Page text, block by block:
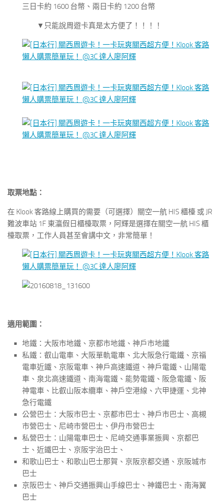
三日卡約 1600 台幣、兩日卡約 1200 台幣
▼只能說周遊卡真是太方便了！！！！
取票地點：
在 Klook 客路線上購買的需要（可選擇）關空一航 HIS 櫃檯 或 JR
難波車站 1F 東灜假日櫃檯取票，阿輝是選擇在關空一航 HIS 櫃
檯取票，工作人員甚至會講中文，非常簡單！
適用範圍：
地鐵：大阪市地鐵、京都市地鐵、神戶市地鐵
私鐵：叡山電車、大阪單軌電車、北大阪急行電鐵、京福
電車近鐵、京阪電車、神戶高速鐵道、神戶電鐵、山陽電
車、泉北高速鐵道、南海電鐵、能勢電鐵、阪急電鐵、阪
神電車、比叡山阪本纜車、神戶空港線、六甲捷運、北神
急行電鐵
公營巴士：大阪市巴士、京都市巴士、神戶市巴士、高槻
市營巴士、尼崎市營巴士、伊丹市營巴士
私營巴士：山陽電車巴士、尼崎交通事業振興、京都巴
士、近鐵巴士、京阪宇治巴士、
和歌山巴士、和歌山巴士那賀、京阪京都交通、京阪城市
巴士
京阪巴士、神戶交通振興山手線巴士、神鐵巴士、南海翼
巴士